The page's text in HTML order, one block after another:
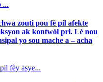
...
zouti pou fè pil afekte
ak kontwòl pri. Lè nou
yo sou mache a – acha
fèy asye...